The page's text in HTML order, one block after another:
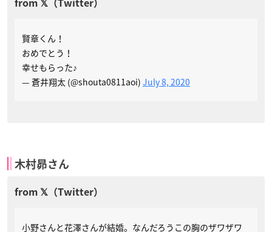
賢章くん！
おめでとう！
幸せもらった♪
— 蒼井翔太 (@shouta0811aoi) July 8, 2020
木村昴さん
小野さんと花澤さんが結婚。なんだろうこの胸のザワザワ